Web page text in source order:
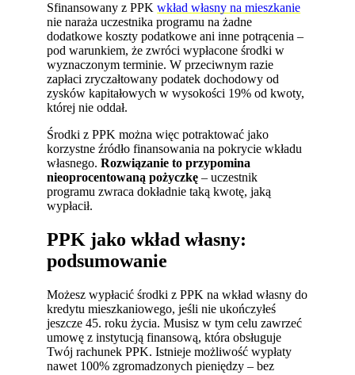
Sfinansowany z PPKwkład własny na mieszkanie
nie naraża uczestnika programu na żadne
dodatkowe koszty podatkowe ani inne potrącenia –
pod warunkiem, że zwróci wypłacone środki w
wyznaczonym terminie. W przeciwnym razie
zapłaci zryczałtowany podatek dochodowy od
zysków kapitałowych w wysokości 19% od kwoty,
której nie oddał.
Środki z PPK można więc potraktować jako
korzystne źródło finansowania na pokrycie wkładu
własnego.Rozwiązanie to przypomina
nieoprocentowaną pożyczkę – uczestnik
programu zwraca dokładnie taką kwotę, jaką
wypłacił.
PPK jako wkład własny:
podsumowanie
Możesz wypłacić środki z PPK na wkład własny do
kredytu mieszkaniowego, jeśli nie ukończyłeś
jeszcze 45. roku życia. Musisz w tym celu zawrzeć
umowę z instytucją finansową, która obsługuje
Twój rachunek PPK. Istnieje możliwość wypłaty
nawet 100% zgromadzonych pieniędzy – bez